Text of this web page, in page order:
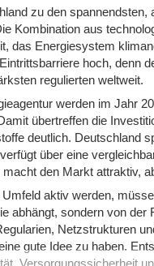
zu den spannendsten,
Kombination aus
das Energiesystem
hoch, denn
regulierten weltweit.
werden im Jahr
übertreffen die
deutlich. Deutschland
über eine
den Markt attraktiv,
aktiv werden,
abhängt, sondern von der
Netzstrukturen
gute Idee zu haben.